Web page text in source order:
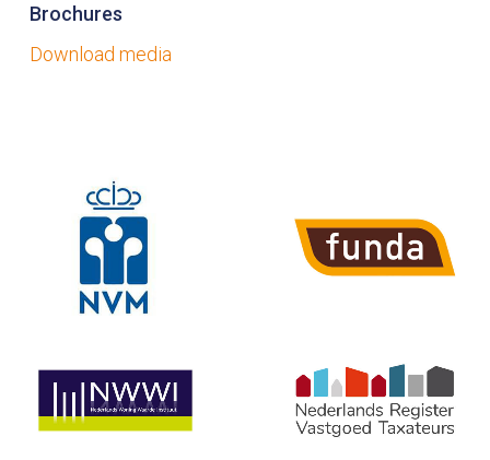
Brochures
Download media